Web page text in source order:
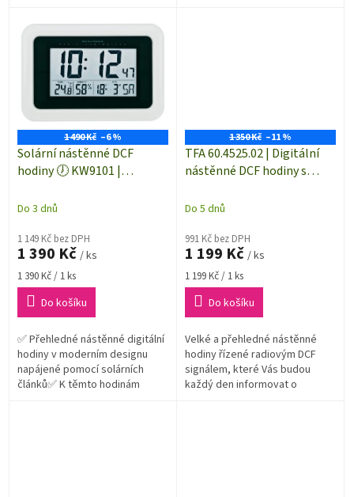
volně postavit, pověsit a díky
přísavce můžete...
1 490 Kč –6 %
Solární nástěnné DCF
hodiny 🕖 KW9101 |
černá
Do 3 dnů
1 149 Kč bez DPH
1 390 Kč / ks
Měrná
cena:
1 390 Kč / 1 ks
Do košíku
✅ Přehledné nástěnné digitální
hodiny v moderním designu
napájené pomocí solárních
článků✅ K těmto hodinám
1 350 Kč –11 %
TFA 60.4525.02 | Digitální
nástěnné DCF hodiny s
| 356 x 161 mm | bílá
Do 5 dnů
991 Kč bez DPH
1 199 Kč / ks
Měrná
cena:
1 199 Kč / 1 ks
Do košíku
Velké a přehledné nástěnné
hodiny řízené radiovým DCF
signálem, které Vás budou
každý den informovat o